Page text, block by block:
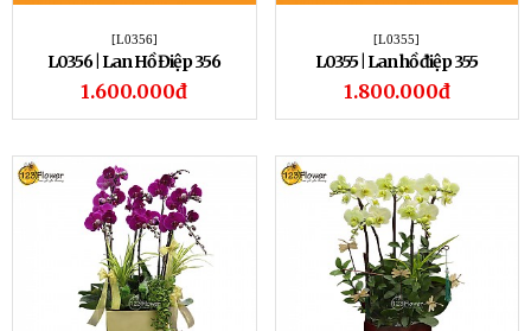
[L0356]
L0356 | Lan Hồ Điệp 356
1.600.000đ
[L0355]
L0355 | Lan hồ điệp 355
1.800.000đ